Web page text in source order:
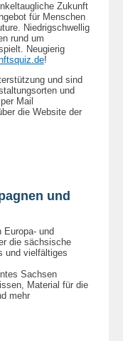
Zukunft
für Menschen
Niedrigschwellig
rund um
Neugierig
!
und sind
und
Mail
die Website der
und
Europa- und
die sächsische
und vielfältiges
Sachsen
Material für die
mehr